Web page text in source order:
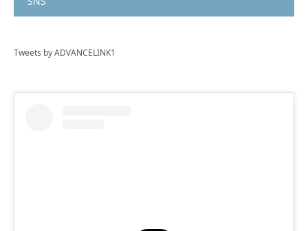
Tweets by ADVANCELINK1